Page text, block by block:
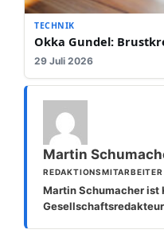
TECHNIK
Okka Gundel:
29 Juli 2026
Martin
REDAKTIONSMITARBEITER
Martin Schumacher ist